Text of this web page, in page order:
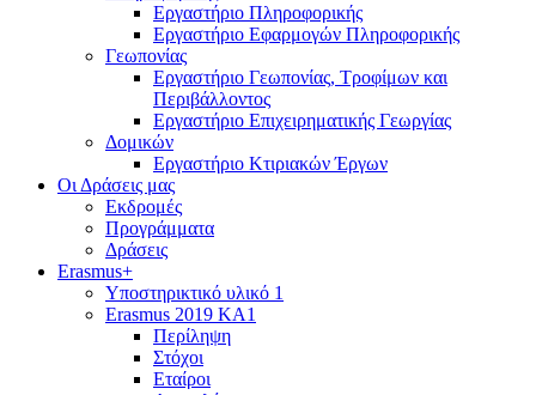
Εργαστήριο Πληροφορικής
Εργαστήριο Εφαρμογών Πληροφορικής
Γεωπονίας
Εργαστήριο Γεωπονίας, Τροφίμων και
Περιβάλλοντος
Εργαστήριο Επιχειρηματικής Γεωργίας
Δομικών
Εργαστήριο Κτιριακών Έργων
Οι Δράσεις μας
Εκδρομές
Προγράμματα
Δράσεις
Erasmus+
Υποστηρικτικό υλικό 1
Erasmus 2019 KA1
Περίληψη
Στόχοι
Εταίροι